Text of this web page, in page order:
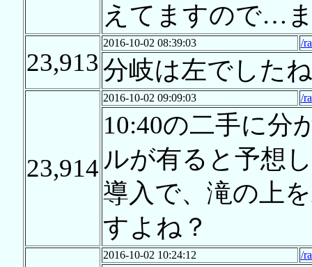
えてますので…
23,913
2016-10-02 08:39:03 /
分岐は左でしたね
23,914
2016-10-02 09:09:03 /
10:40の二手に分
ルが有ると予想
導入で、滝の上
すよね？
2016-10-02 10:24:12 /